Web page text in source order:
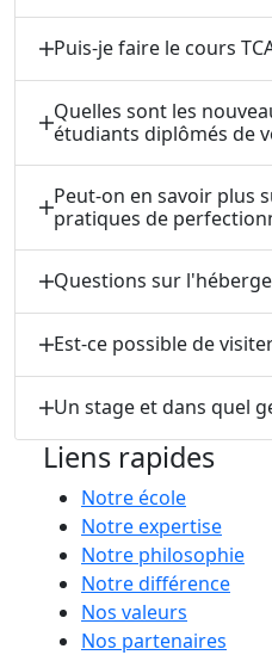
Puis-je faire le cours
Quelles sont les
étudiants diplômés de
Peut-on en savoir plus
pratiques de
Questions sur
Est-ce possible de
Un stage et dans quel
Liens rapides
Notre école
Notre expertise
Notre philosophie
Notre différence
Nos valeurs
Nos partenaires